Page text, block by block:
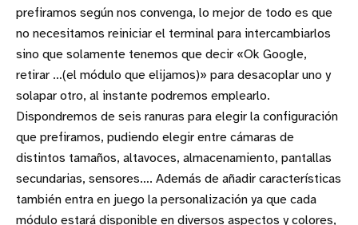
prefiramos según nos convenga, lo mejor de todo es que
no necesitamos reiniciar el terminal para intercambiarlos
sino que solamente tenemos que decir «Ok Google,
retirar …(el módulo que elijamos)» para desacoplar uno y
solapar otro, al instante podremos emplearlo.
Dispondremos de seis ranuras para elegir la configuración
que prefiramos, pudiendo elegir entre cámaras de
distintos tamaños, altavoces, almacenamiento, pantallas
secundarias, sensores…. Además de añadir características
también entra en juego la personalización ya que cada
módulo estará disponible en diversos aspectos y colores,